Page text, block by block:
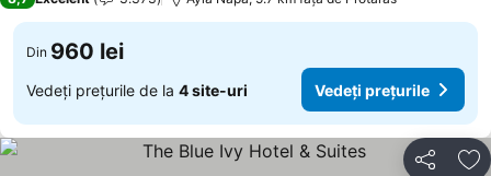
Din 960 lei
Vedeți prețurile de la 4 site-uri Vedeți prețurile
Distribuiți